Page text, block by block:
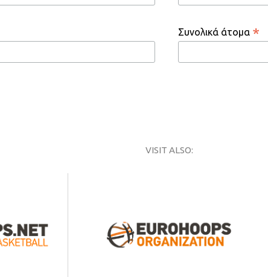
Συνολικά άτομα *
VISIT ALSO: